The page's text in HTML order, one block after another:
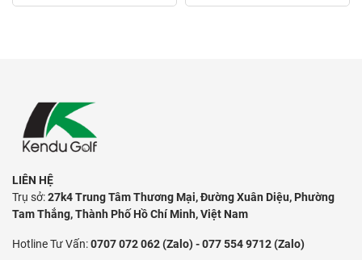
LIÊN HỆ
Trụ sở:27k4 Trung Tâm Thương Mại, Đường Xuân Diệu, Phường
Tam Thắng, Thành Phố Hồ Chí Minh, Việt Nam
Hotline Tư Vấn:0707 072 062 (Zalo) - 077 554 9712 (Zalo)